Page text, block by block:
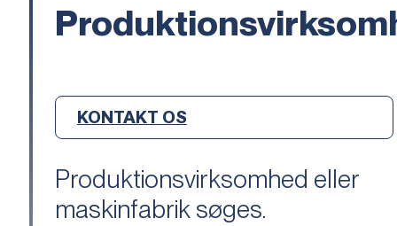
KONTAKT OS
Produktionsvirksomhed eller
maskinfabrik søges.